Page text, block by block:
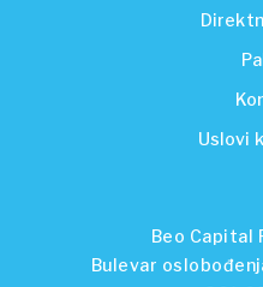
Uslovi
Beo Capital
Bulevar